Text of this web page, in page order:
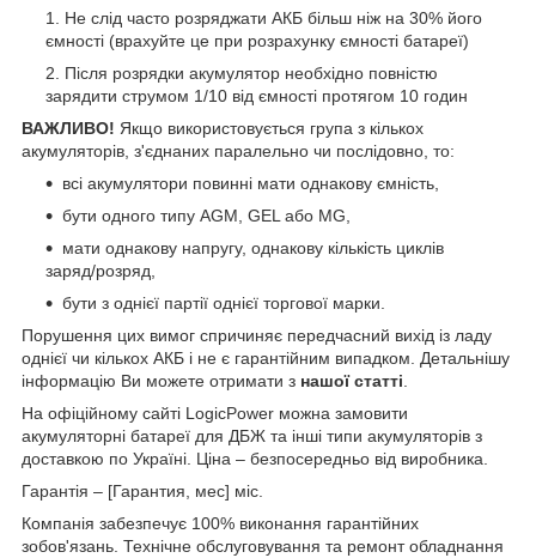
Не слід часто розряджати АКБ більш ніж на 30% його
ємності (врахуйте це при розрахунку ємності батареї)
Після розрядки акумулятор необхідно повністю
зарядити струмом 1/10 від ємності протягом 10 годин
ВАЖЛИВО! Якщо використовується група з кількох
акумуляторів, з'єднаних паралельно чи послідовно, то:
всі акумулятори повинні мати однакову ємність,
бути одного типу AGM, GEL або MG,
мати однакову напругу, однакову кількість циклів
заряд/розряд,
бути з однієї партії однієї торгової марки.
Порушення цих вимог спричиняє передчасний вихід із ладу
однієї чи кількох АКБ і не є гарантійним випадком. Детальнішу
інформацію Ви можете отримати з нашої статті
На офіційному сайті LogicPower можна замовити
акумуляторні батареї для ДБЖ та інші типи акумуляторів з
доставкою по Україні. Ціна – безпосередньо від виробника.
Гарантія – [Гарантия, мес] міс.
Компанія забезпечує 100% виконання гарантійних
зобов'язань. Технічне обслуговування та ремонт обладнання